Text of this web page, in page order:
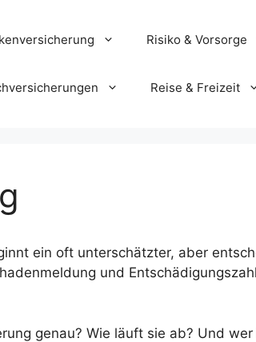
Risiko & Vorsorge
Reise & Freizeit
ein oft unterschätzter, aber
und
genau? Wie läuft sie ab? Und